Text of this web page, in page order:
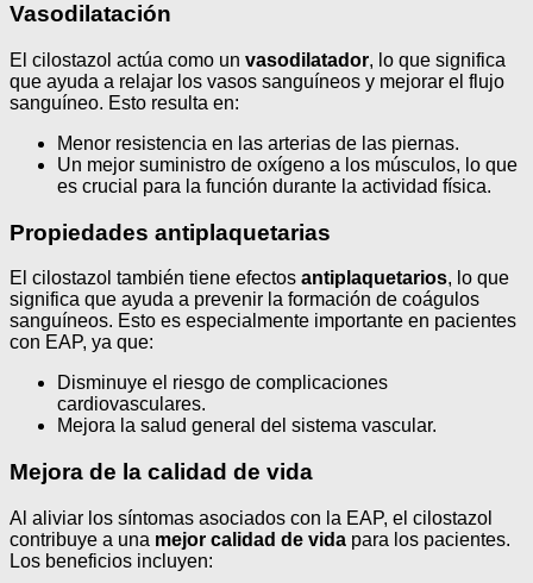
Vasodilatación
El cilostazol actúa como un vasodilatador, lo que significa
que ayuda a relajar los vasos sanguíneos y mejorar el flujo
sanguíneo. Esto resulta en:
Menor resistencia en las arterias de las piernas.
Un mejor suministro de oxígeno a los músculos, lo que
es crucial para la función durante la actividad física.
Propiedades antiplaquetarias
El cilostazol también tiene efectos antiplaquetarios, lo que
significa que ayuda a prevenir la formación de coágulos
sanguíneos. Esto es especialmente importante en pacientes
con EAP, ya que:
Disminuye el riesgo de complicaciones
cardiovasculares.
Mejora la salud general del sistema vascular.
Mejora de la calidad de vida
Al aliviar los síntomas asociados con la EAP, el cilostazol
contribuye a una mejor calidad de vida para los pacientes.
Los beneficios incluyen: